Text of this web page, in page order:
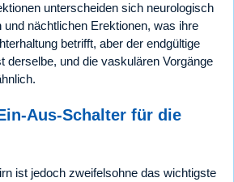
unterscheiden sich neurologisch
und nächtlichen Erektionen, was ihre
betrifft, aber der endgültige
derselbe, und die vaskulären Vorgänge
Aus-Schalter für die
ist jedoch zweifelsohne das wichtigste